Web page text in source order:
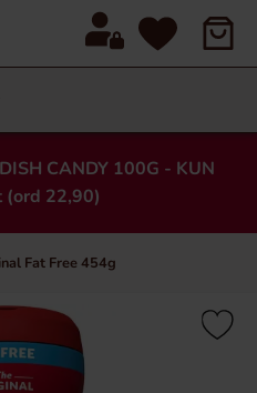
CANDY 100G - KUN
(ord 22,90)
Fat Free 454g
×